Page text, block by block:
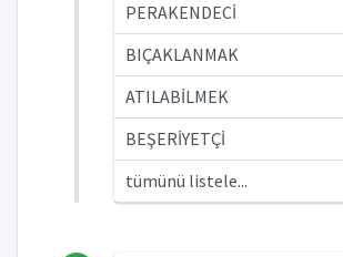
PERAKENDECİ
BIÇAKLANMAK
ATILABİLMEK
BEŞERİYETÇİ
tümünü listele...